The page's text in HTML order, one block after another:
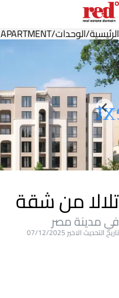
الرئيسية/الوحدات/
APARTMENT
تلالا من شقة
في مدينة مصر
تاريخ التحديث الاخير 07/12/2025